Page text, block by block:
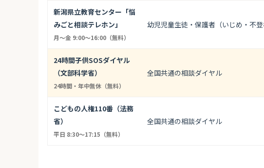
新潟県立教育センター「悩
みごと相談テレホン」
月〜金 9:00〜16:00（無料）
幼児児童生徒・保護者（いじめ・不登
24時間子供SOSダイヤル
（文部科学省）
24時間・年中無休（無料）
全国共通の相談ダイヤル
こどもの人権110番（法務
省）
平日 8:30〜17:15（無料）
全国共通の相談ダイヤル